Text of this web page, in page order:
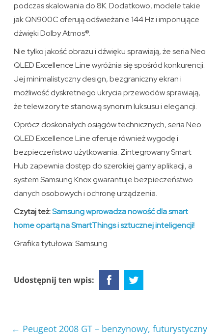
podczas skalowania do 8K. Dodatkowo, modele takie
jak QN900C oferują odświeżanie 144 Hz i imponujące
dźwięki Dolby Atmos®.
Nie tylko jakość obrazu i dźwięku sprawiają, że seria Neo
QLED Excellence Line wyróżnia się spośród konkurencji.
Jej minimalistyczny design, bezgraniczny ekran i
możliwość dyskretnego ukrycia przewodów sprawiają,
że telewizory te stanowią synonim luksusu i elegancji.
Oprócz doskonałych osiągów technicznych, seria Neo
QLED Excellence Line oferuje również wygodę i
bezpieczeństwo użytkowania. Zintegrowany Smart
Hub zapewnia dostęp do szerokiej gamy aplikacji, a
system Samsung Knox gwarantuje bezpieczeństwo
danych osobowych i ochronę urządzenia.
Czytaj też:Samsung wprowadza nowość dla smart
home opartą na SmartThings i sztucznej inteligencji!
Grafika tytułowa: Samsung
Udostępnij ten wpis:
← Peugeot 2008 GT – benzynowy, futurystyczny